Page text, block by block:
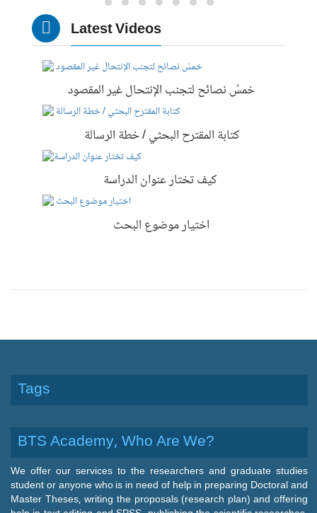
Latest Videos
خمسُ نصائح لتجنب الإنتحال غير المقصود
كتابة المقترح البحثي / خطة الرسالة
كيف تختار عنوان الدراسة
اختيار موضوع البحث
Tags
BTS Academy, Who Are We?
We offer our services to the researchers and graduate studies
student or anyone who is in need of help in preparing Doctoral and
Master Theses, writing the proposals (research plan) and offering